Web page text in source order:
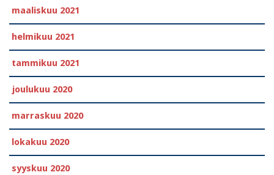
maaliskuu 2021
helmikuu 2021
tammikuu 2021
joulukuu 2020
marraskuu 2020
lokakuu 2020
syyskuu 2020